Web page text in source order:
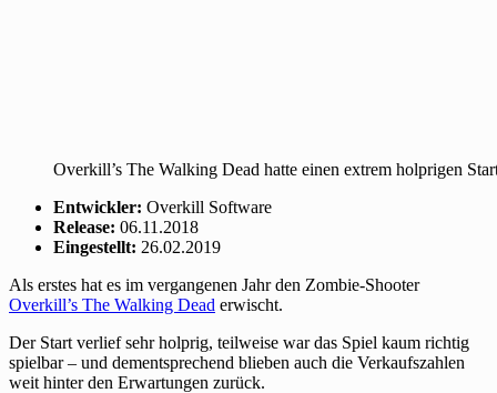
Overkill’s The Walking Dead hatte einen extrem holprigen
Entwickler: Overkill Software
Release: 06.11.2018
Eingestellt: 26.02.2019
Als erstes hat es im vergangenen Jahr den Zombie-Shooter
Overkill’s The Walking Dead erwischt.
Der Start verlief sehr holprig, teilweise war das Spiel kaum richtig
spielbar – und dementsprechend blieben auch die Verkaufszahlen
weit hinter den Erwartungen zurück.